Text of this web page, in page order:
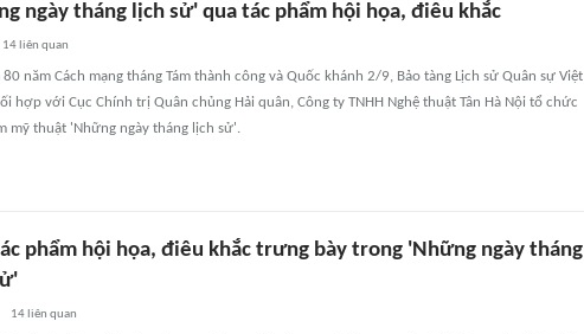
ngày tháng lịch sử' qua tác phẩm hội họa, điêu khắc
14liên quan
80 năm Cách mạng tháng Tám thành công và Quốc khánh 2/9, Bảo tàng Lịch sử Quân sự Việt
hợp với Cục Chính trị Quân chủng Hải quân, Công ty TNHH Nghệ thuật Tân Hà Nội tổ chức
mỹ thuật 'Những ngày tháng lịch sử'.
phẩm hội họa, điêu khắc trưng bày trong 'Những ngày tháng
14 liên quan